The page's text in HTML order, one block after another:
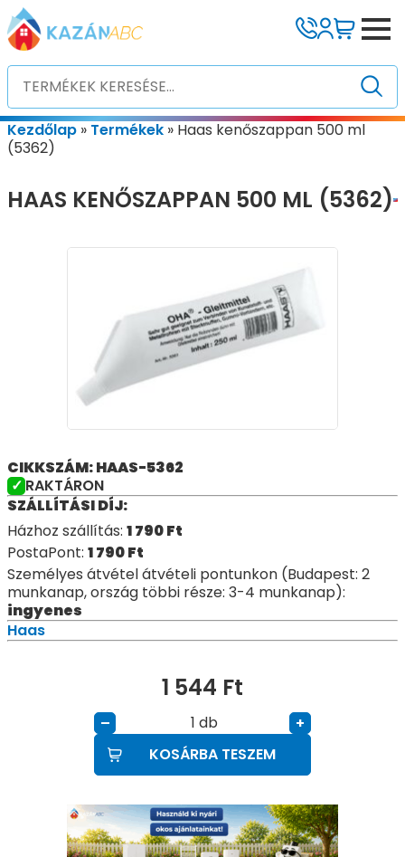
Kezdőlap » Termékek » Haas kenőszappan 500 ml
(5362)
HAAS KENŐSZAPPAN 500 ML (5362)
CIKKSZÁM: HAAS-5362
RAKTÁRON
SZÁLLÍTÁSI DÍJ:
Házhoz szállítás: 1 790Ft
PostaPont: 1 790Ft
Személyes átvétel átvételi pontunkon (Budapest: 2
munkanap, ország többi része: 3-4 munkanap):
ingyenes
Haas
1 544 Ft
– db
+
KOSÁRBA TESZEM